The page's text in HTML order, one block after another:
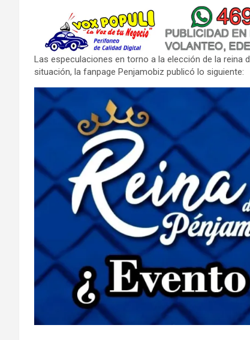
Las especulaciones en torno a la elección de la
situación, la fanpage Penjamobiz publicó lo siguiente: